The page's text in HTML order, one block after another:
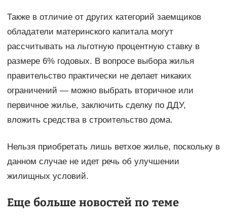
Также в отличие от других категорий заемщиков
обладатели материнского капитала могут
рассчитывать на льготную процентную ставку в
размере 6% годовых. В вопросе выбора жилья
правительство практически не делает никаких
ограничений — можно выбрать вторичное или
первичное жилье, заключить сделку по ДДУ,
вложить средства в строительство дома.
Нельзя приобретать лишь ветхое жилье, поскольку в
данном случае не идет речь об улучшении
жилищных условий.
Еще больше новостей по теме